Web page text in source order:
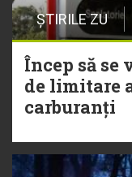
ȘTIRILE ZU
Încep să se
de limitare
carburanți